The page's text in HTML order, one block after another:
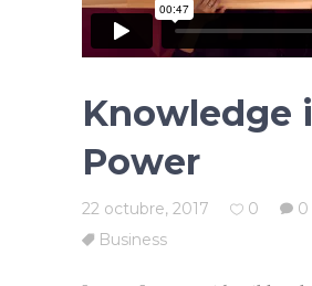
Knowledge
Power
22 octubre, 2017 0
0
Business